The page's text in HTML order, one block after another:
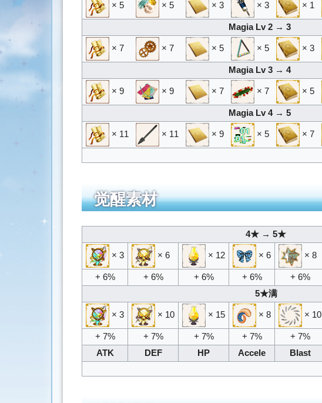
× 5 × 5 × 3 × 3 × 1
Magia Lv 2 → 3
× 7 × 7 × 5 × 5 × 3
Magia Lv 3 → 4
× 9 × 9 × 7 × 7 × 5
Magia Lv 4 → 5
× 11 × 11 × 9 × 5 × 7
觉醒素材
4★ → 5★
× 3 × 6 × 12 × 6 × 8
+ 6%
+ 6% + 6% + 6% + 6%
5★满
× 3 × 10 × 15 × 8 × 10
+ 7% + 7% + 7% + 7% + 7%
ATK
DEF HP Accele Blast